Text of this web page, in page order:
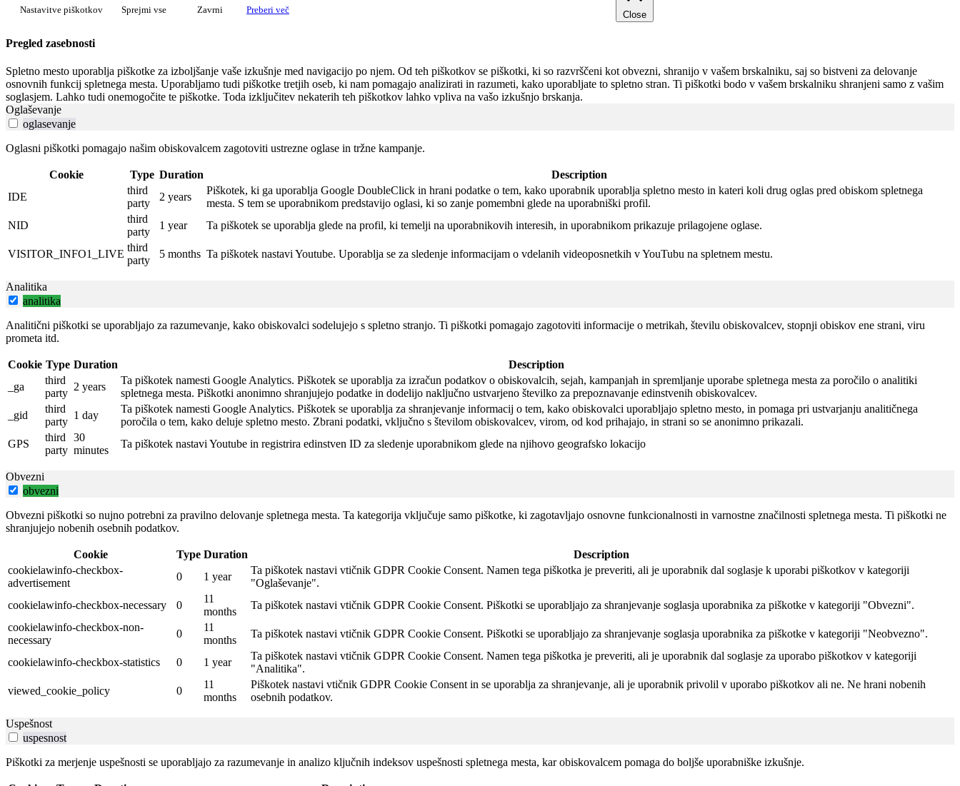
Nastavitve piškotkov
Sprejmi vse Zavrni Preberi več Close
Pregled zasebnosti
Spletno mesto uporablja piškotke za izboljšanje vaše izkušnje med navigacijo po njem. Od teh piškotkov se piškotki, ki so razvrščeni kot obvezni, shranijo v vašem brskalniku, saj so bistveni za delovanje
osnovnih funkcij spletnega mesta. Uporabljamo tudi piškotke tretjih oseb, ki nam pomagajo analizirati in razumeti, kako uporabljate to spletno stran. Ti piškotki bodo v vašem brskalniku shranjeni samo z vašim
soglasjem. Lahko tudi onemogočite te piškotke. Toda izključitev nekaterih teh piškotkov lahko vpliva na vašo izkušnjo brskanja.
Oglaševanje
oglasevanje
Oglasni piškotki pomagajo našim obiskovalcem zagotoviti ustrezne oglase in tržne kampanje.
Cookie Type Duration
Description
IDE
third
party
2 years
Piškotek, ki ga uporablja Google DoubleClick in hrani podatke o tem, kako uporabnik uporablja spletno mesto in kateri koli drug oglas pred obiskom spletnega
mesta. S tem se uporabnikom predstavijo oglasi, ki so zanje pomembni glede na uporabniški profil.
NID
third
party
1 year Ta piškotek se uporablja glede na profil, ki temelji na uporabnikovih interesih, in uporabnikom prikazuje prilagojene oglase.
VISITOR_INFO1_LIVE
third
party
5 months Ta piškotek nastavi Youtube. Uporablja se za sledenje informacijam o vdelanih videoposnetkih v YouTubu na spletnem mestu.
Analitika
analitika
Analitični piškotki se uporabljajo za razumevanje, kako obiskovalci sodelujejo s spletno stranjo. Ti piškotki pomagajo zagotoviti informacije o metrikah, številu obiskovalcev, stopnji obiskov ene strani, viru
prometa itd.
Cookie Type Duration
Description
_ga
third
party
2 years
Ta piškotek namesti Google Analytics. Piškotek se uporablja za izračun podatkov o obiskovalcih, sejah, kampanjah in spremljanje uporabe spletnega mesta za poročilo o analitiki
spletnega mesta. Piškotki anonimno shranjujejo podatke in dodelijo naključno ustvarjeno številko za prepoznavanje edinstvenih obiskovalcev.
_gid
third
party
1 day
Ta piškotek namesti Google Analytics. Piškotek se uporablja za shranjevanje informacij o tem, kako obiskovalci uporabljajo spletno mesto, in pomaga pri ustvarjanju analitičnega
poročila o tem, kako deluje spletno mesto. Zbrani podatki, vključno s številom obiskovalcev, virom, od kod prihajajo, in strani so se anonimno prikazali.
GPS
third
party
30
minutes
Ta piškotek nastavi Youtube in registrira edinstven ID za sledenje uporabnikom glede na njihovo geografsko lokacijo
Obvezni
obvezni
Obvezni piškotki so nujno potrebni za pravilno delovanje spletnega mesta. Ta kategorija vključuje samo piškotke, ki zagotavljajo osnovne funkcionalnosti in varnostne značilnosti spletnega mesta. Ti piškotki ne
shranjujejo nobenih osebnih podatkov.
Cookie Type Duration
Description
cookielawinfo-checkbox-
advertisement
0 1 year
Ta piškotek nastavi vtičnik GDPR Cookie Consent. Namen tega piškotka je preveriti, ali je uporabnik dal soglasje k uporabi piškotkov v kategoriji
"Oglaševanje".
cookielawinfo-checkbox-necessary
0
11
months
Ta piškotek nastavi vtičnik GDPR Cookie Consent. Piškotki se uporabljajo za shranjevanje soglasja uporabnika za piškotke v kategoriji "Obvezni".
cookielawinfo-checkbox-non-
necessary
0
11
months
Ta piškotek nastavi vtičnik GDPR Cookie Consent. Piškotki se uporabljajo za shranjevanje soglasja uporabnika za piškotke v kategoriji "Neobvezno".
cookielawinfo-checkbox-statistics 0 1 year
Ta piškotek nastavi vtičnik GDPR Cookie Consent. Namen tega piškotka je preveriti, ali je uporabnik dal soglasje za uporabo piškotkov v kategoriji
"Analitika".
viewed_cookie_policy
0
11
months
Piškotek nastavi vtičnik GDPR Cookie Consent in se uporablja za shranjevanje, ali je uporabnik privolil v uporabo piškotkov ali ne. Ne hrani nobenih
osebnih podatkov.
Uspešnost
uspesnost
Piškotki za merjenje uspešnosti se uporabljajo za razumevanje in analizo ključnih indeksov uspešnosti spletnega mesta, kar obiskovalcem pomaga do boljše uporabniške izkušnje.